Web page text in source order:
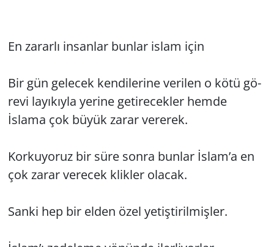
En za­rar­lı in­san­lar bun­lar islam için
Bir gün ge­lecek ken­di­le­ri­ne ve­ri­len o kötü gö­
re­vi la­yı­kıy­la ye­ri­ne ge­ti­re­cek­ler hemde
İslama çok büyük zarar ve­re­rek.
Kor­ku­yo­ruz bir süre sonra bun­lar İslam’a en
çok zarar ve­recek klik­ler ola­cak.
Sanki hep bir elden özel ye­tiş­ti­ril­miş­ler.